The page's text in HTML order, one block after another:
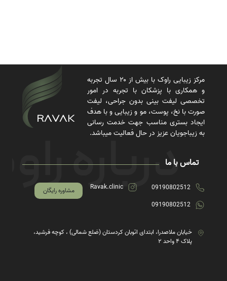
مرکز زیبایی راوک با بیش از ۲۰ سال تجربه
و همکاری با پزشکان با تجربه در امور
تخصصی لیفت بینی بدون جراحی، لیفت
صورت با نخ، پوست، مو و زیبایی و با هدف
ایجاد بستری مناسب جهت خدمت رسانی
به زیباجویان عزیز در حال فعالیت میباشد.
تماس با ما
09190802512
09190802512
Ravak.clinic مشاوره رایگان
خیابان ملاصدرا، ابتدای اتوبان کردستان (ضلع شمالی) ، کوچه فرشید،
پلاک ۴ واحد ۲